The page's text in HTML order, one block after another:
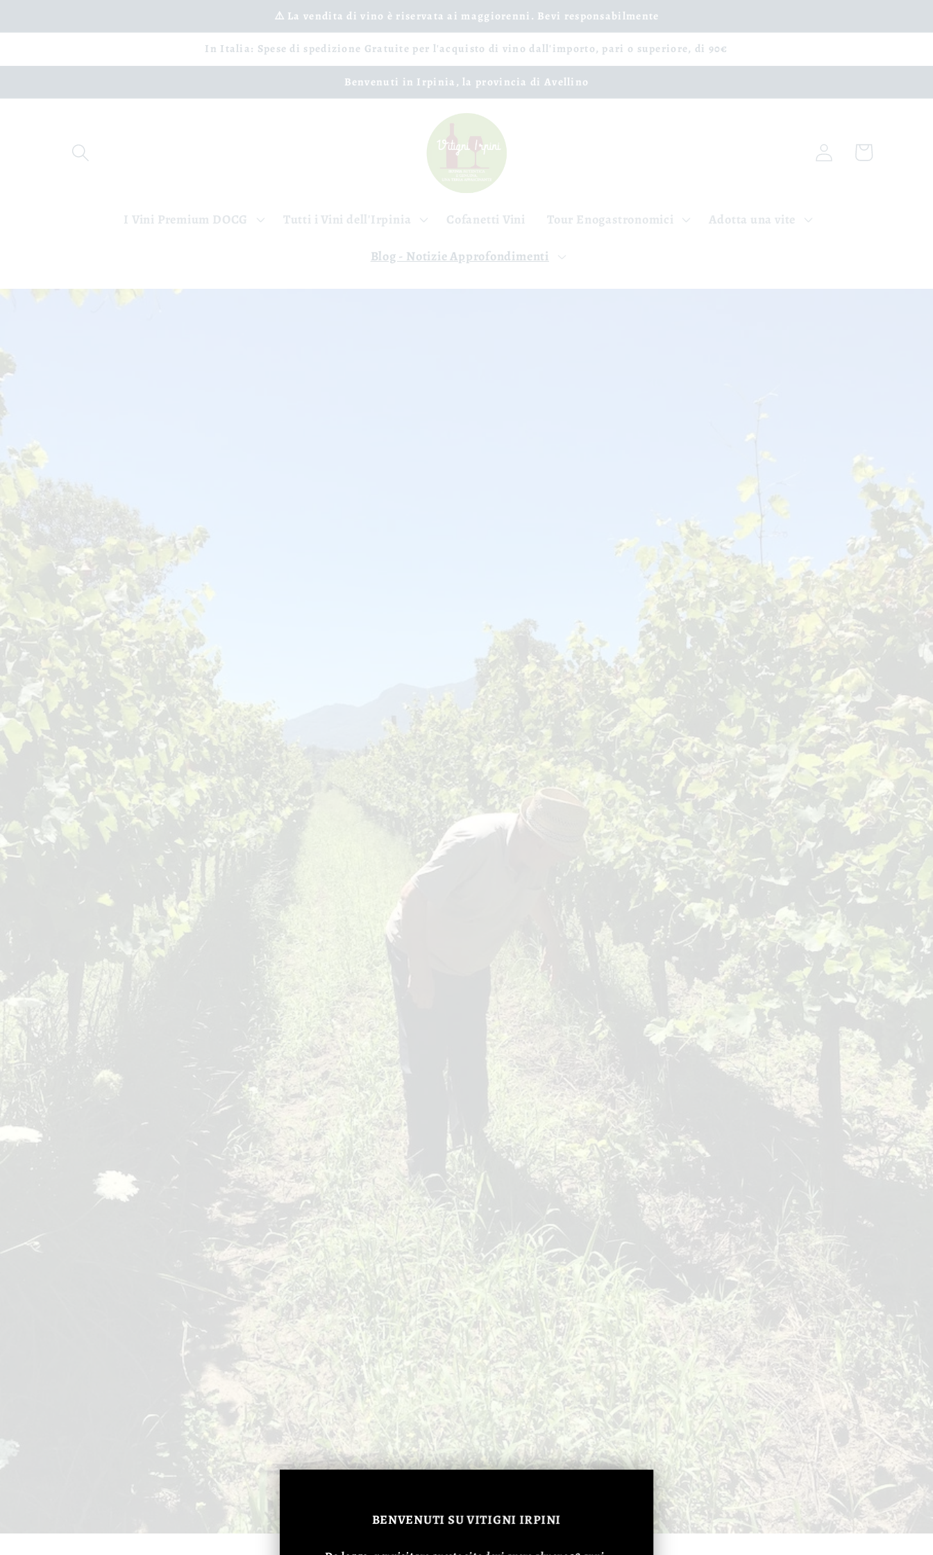
ai contenuti
⚠️ La vendita di vino è riservata ai maggiorenni. Bevi responsabilmente
In Italia: Spese di spedizione Gratuite per l'acquisto di vino dall'importo, pari o superiore, di 90€
Benvenuti in Irpinia, la provincia di Avellino
I Vini Premium DOCG Tutti i Vini dell'Irpinia Cofanetti Vini Tour Enogastronomici Adotta una vite
Blog - Notizie Approfondimenti
Accedi Carrello
BENVENUTI SU VITIGNI IRPINI